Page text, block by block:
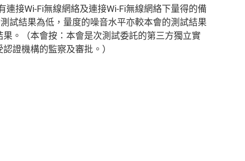
接Wi-Fi無線網絡及連接Wi-Fi無線網絡下量得的備
試結果為低，量度的噪音水平亦較本會的測試結果
。（本會按：本會是次測試委託的第三方獨立實
證機構的監察及審批。）